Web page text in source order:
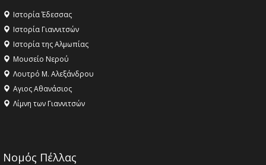
Ιστορία Έδεσσας
Ιστορία Γιαννιτσών
Ιστορία της Αλμωπίας
Μουσείο Νερού
Λουτρό Μ. Αλεξάνδρου
Αγιος Αθανάσιος
Λίμνη των Γιαννιτσών
Νομός Πέλλας